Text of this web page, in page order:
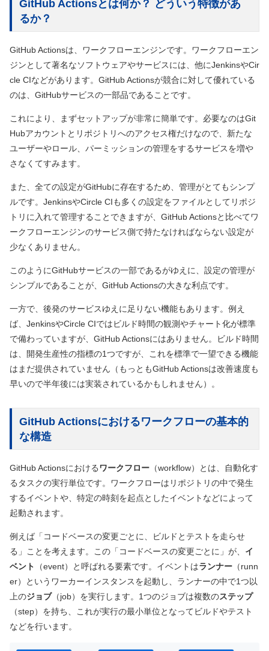
GitHub Actionsとは何か？ どういう特徴があ
るか？
GitHub Actionsは、ワークフローエンジンです。ワークフローエン
ジンとして著名なソフトウェアやサービスには、他にJenkinsやCir
cle CIなどがあります。GitHub Actionsが競合に対して優れている
のは、GitHubサービスの一部品であることです。
これにより、まずセットアップが非常に簡単です。必要なのはGit
Hubアカウントとリポジトリへのアクセス権だけなので、新たな
ユーザーやロール、パーミッションの管理をするサービスを増や
さなくてすみます。
また、全ての設定がGitHubに存在するため、管理がとてもシンプ
ルです。JenkinsやCircle CIも多くの設定をファイルとしてリポジ
トリに入れて管理することできますが、GitHub Actionsと比べてワ
ークフローエンジンのサービス側で持たなければならない設定が
少なくありません。
このようにGitHubサービスの一部であるがゆえに、設定の管理が
シンプルであることが、GitHub Actionsの大きな利点です。
一方で、後発のサービスゆえに足りない機能もあります。例え
ば、JenkinsやCircle CIではビルド時間の観測やチャート化が標準
で備わっていますが、GitHub Actionsにはありません。ビルド時間
は、開発生産性の指標の1つですが、これを標準で一望できる機能
はまだ提供されていません （もっともGitHub Actionsは改善速度も
早いので半年後には実装されているかもしれません）
。
GitHub Actionsにおけるワークフローの基本的
な構造
GitHub Actionsにおける ワークフロー （workflow）
とは、自動化す
るタスクの実行単位です。ワークフローはリポジトリの中で発生
するイベントや、特定の時刻を起点としたイベントなどによって
起動されます。
例えば「コードベースの変更ごとに、ビルドとテストを走らせ
る」ことを考えます。この「コードベースの変更ごとに」が、 イ
ベント
（event） と呼ばれる要素です。イベントはランナー （runn
er）
というワーカーインスタンスを起動し、ランナーの中で1つ以
上のジョブ（job） を実行します。1つのジョブは複数のステップ
（step） を持ち、これが実行の最小単位となってビルドやテスト
などを行います。